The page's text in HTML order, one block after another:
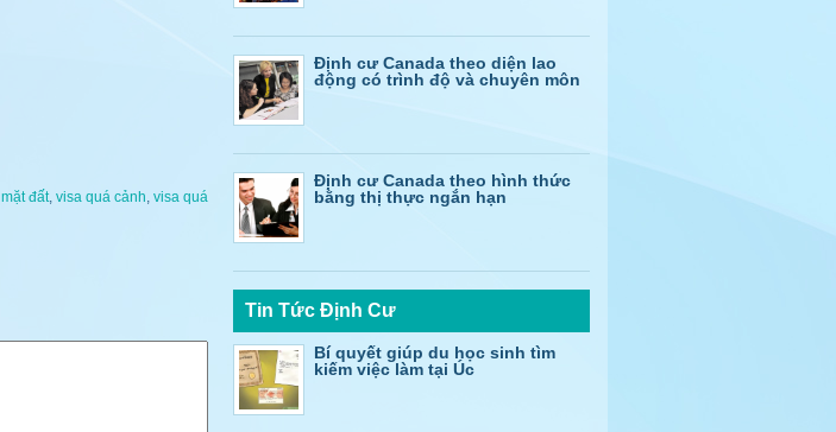
đất, visa quá cảnh, visa quá
Định cư Canada theo diện lao
động có trình độ và chuyên môn
Định cư Canada theo hình thức
bằng thị thực ngắn hạn
Tin Tức Định Cư
Bí quyết giúp du học sinh tìm
kiếm việc làm tại Úc